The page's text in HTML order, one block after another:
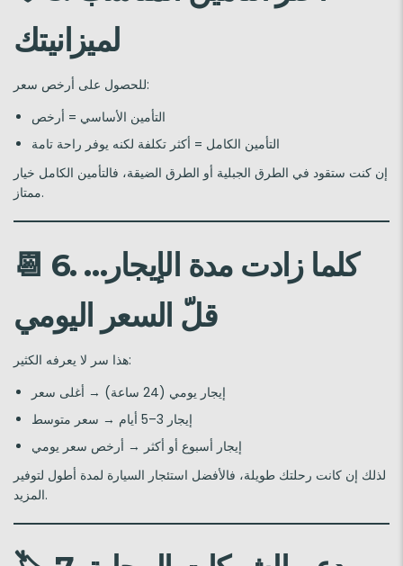
لميزانيتك
للحصول على أرخص سعر:
التأمين الأساسي = أرخص
التأمين الكامل = أكثر تكلفة لكنه يوفر راحة تامة
إن كنت ستقود في الطرق الجبلية أو الطرق الضيقة، فالتأمين الكامل خيار
ممتاز.
📆 6. كلما زادت مدة الإيجار…
قلّ السعر اليومي
هذا سر لا يعرفه الكثير:
إيجار يومي (24 ساعة) → أغلى سعر
إيجار 3–5 أيام → سعر متوسط
إيجار أسبوع أو أكثر → أرخص سعر يومي
لذلك إن كانت رحلتك طويلة، فالأفضل استئجار السيارة لمدة أطول لتوفير
المزيد.